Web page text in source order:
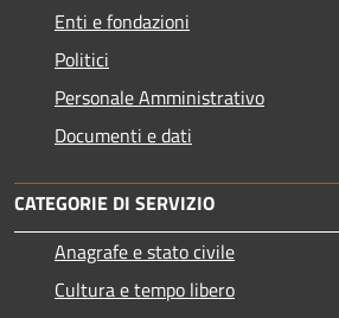
Enti e fondazioni
Politici
Personale Amministrativo
Documenti e dati
CATEGORIE DI SERVIZIO
Anagrafe e stato civile
Cultura e tempo libero